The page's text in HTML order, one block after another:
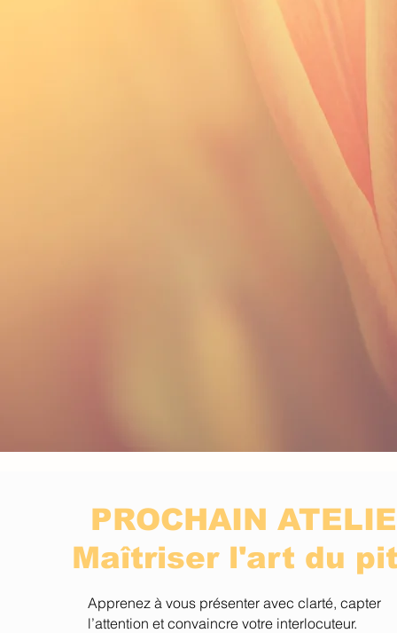
PROCHAIN
Maîtriser l'art du
Apprenez à vous présenter avec clarté, capter
l’attention et convaincre votre interlocuteur.